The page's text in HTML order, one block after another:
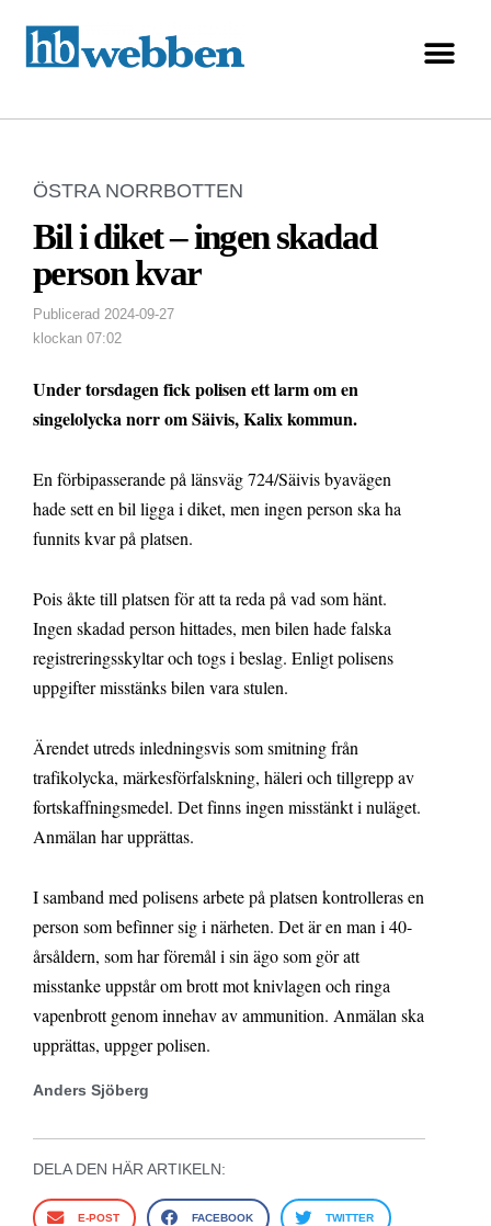
ÖSTRA NORRBOTTEN
Bil i diket – ingen skadad
person kvar
Publicerad 2024-09-27
klockan 07:02
Under torsdagen fick polisen ett larm om en
singelolycka norr om Säivis, Kalix kommun.
En förbipasserande på länsväg 724/Säivis byavägen
hade sett en bil ligga i diket, men ingen person ska ha
funnits kvar på platsen.
Pois åkte till platsen för att ta reda på vad som hänt.
Ingen skadad person hittades, men bilen hade falska
registreringsskyltar och togs i beslag. Enligt polisens
uppgifter misstänks bilen vara stulen.
Ärendet utreds inledningsvis som smitning från
trafikolycka, märkesförfalskning, häleri och tillgrepp av
fortskaffningsmedel. Det finns ingen misstänkt i nuläget.
Anmälan har upprättas.
I samband med polisens arbete på platsen kontrolleras en
person som befinner sig i närheten. Det är en man i 40-
årsåldern, som har föremål i sin ägo som gör att
misstanke uppstår om brott mot knivlagen och ringa
vapenbrott genom innehav av ammunition. Anmälan ska
upprättas, uppger polisen.
Anders Sjöberg
DELA DEN HÄR ARTIKELN:
E-POST FACEBOOK TWITTER